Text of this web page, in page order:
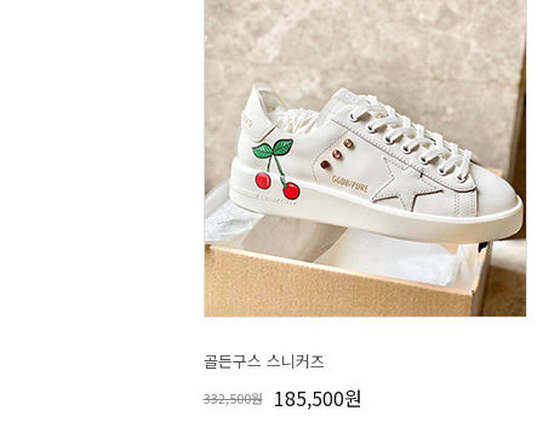
골든구스 스니커즈
332,500원 185,500원